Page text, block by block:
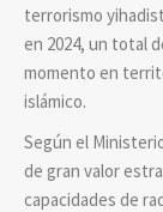
terrorismo
en 2024, un total
momento en
islámico.
Según el
de gran valor
capacidades de